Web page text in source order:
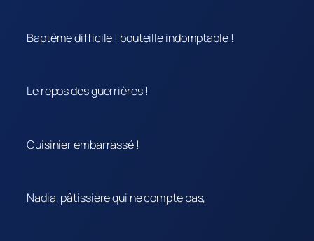
Baptême difficile ! bouteille indomptable !
Le repos des guerrières !
Cuisinier embarrassé !
Nadia, pâtissière qui ne compte pas,